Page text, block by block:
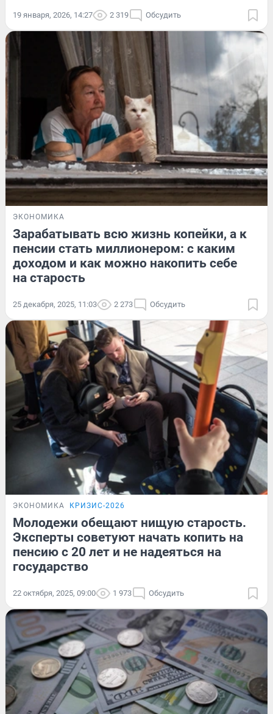
19 января, 2026, 14:27 2 319 Обсудить
ЭКОНОМИКА
Зарабатывать всю жизнь копейки, а к
пенсии стать миллионером: с каким
доходом и как можно накопить себе
на старость
25 декабря, 2025, 11:03 2 273 Обсудить
ЭКОНОМИКА КРИЗИС-2026
Молодежи обещают нищую старость.
Эксперты советуют начать копить на
пенсию с 20 лет и не надеяться на
государство
22 октября, 2025, 09:00 1 973 Обсудить